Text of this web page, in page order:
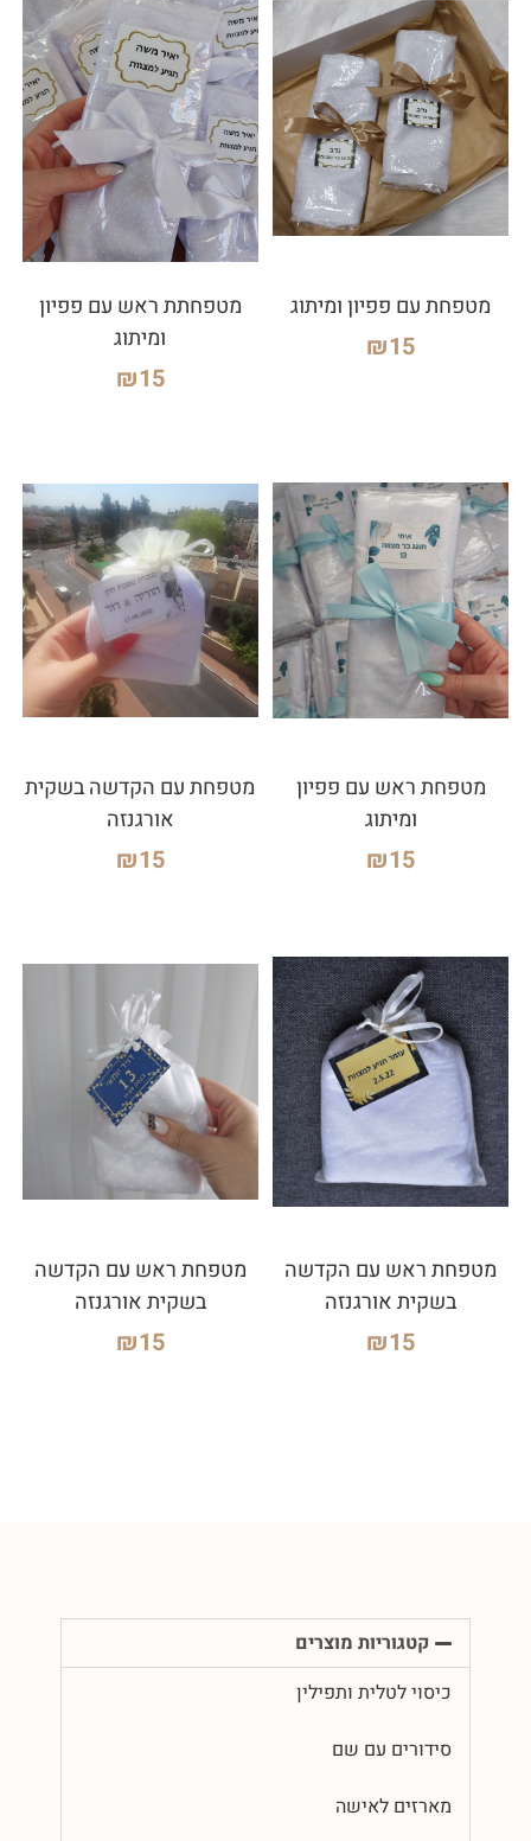
מטפחת עם פפיון ומיתוג
₪15
מטפחתת ראש עם פפיון
ומיתוג
₪15
מטפחת ראש עם פפיון
ומיתוג
₪15
מטפחת עם הקדשה בשקית
אורגנזה
₪15
מטפחת ראש עם הקדשה
בשקית אורגנזה
₪15
מטפחת ראש עם הקדשה
בשקית אורגנזה
₪15
קטגוריות מוצרים
כיסוי לטלית ותפילין
סידורים עם שם
מארזים לאישה